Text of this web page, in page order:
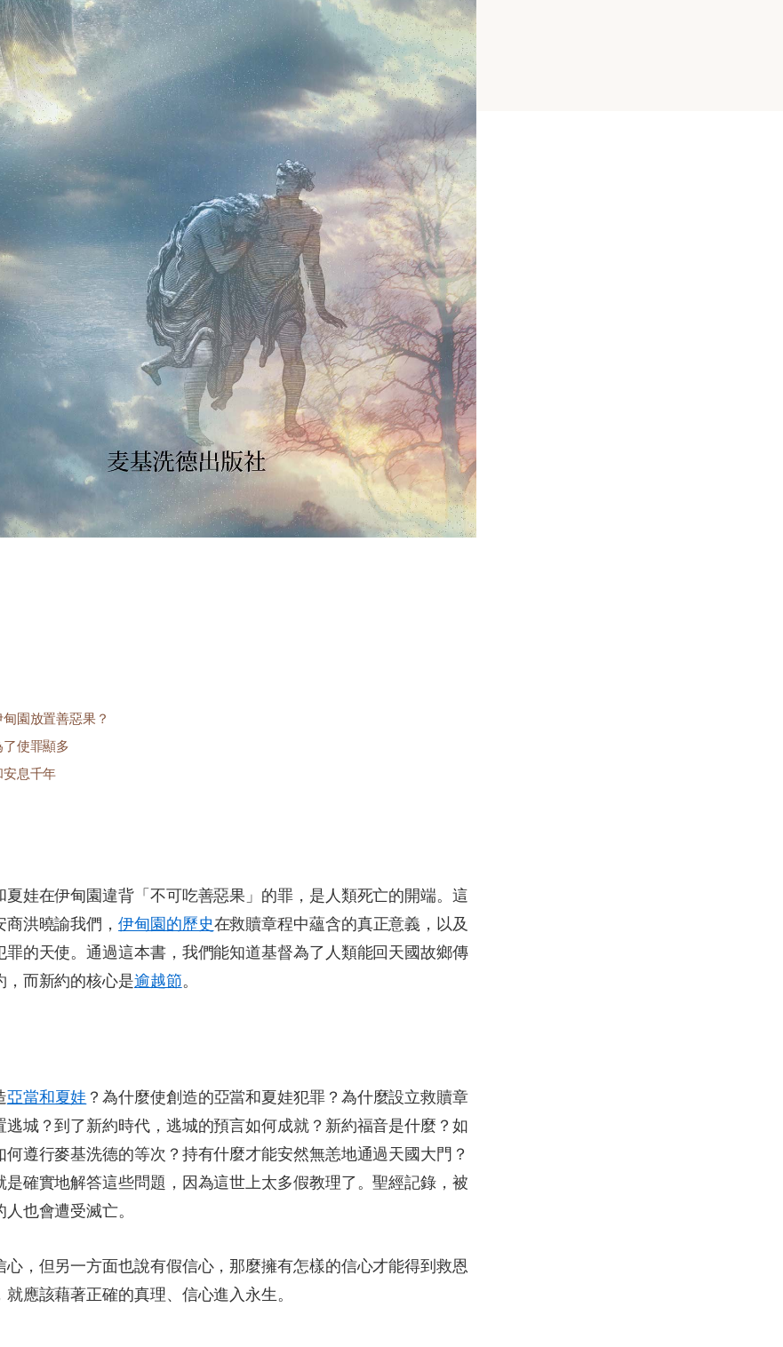
園放置善惡果？
使罪顯多
息千年
夏娃在伊甸園違背「不可吃善惡果」的罪，是人類死亡的開端。這
商洪曉諭我們，伊甸園的歷史在救贖章程中蘊含的真正意義，以及
罪的天使。通過這本書，我們能知道基督為了人類能回天國故鄉傳
，而新約的核心是逾越節。
亞當和夏娃 ？為什麼使創造的亞當和夏娃犯罪？為什麼設立救贖章
逃城？到了新約時代，逃城的預言如何成就？新約福音是什麼？如
何遵行麥基洗德的等次？持有什麼才能安然無恙地通過天國大門？
是確實地解答這些問題，因為這世上太多假教理了。聖經記錄，被
也會遭受滅亡。
心，但另一方面也說有假信心，那麼擁有怎樣的信心才能得到救恩
應該藉著正確的真理、信心進入永生。